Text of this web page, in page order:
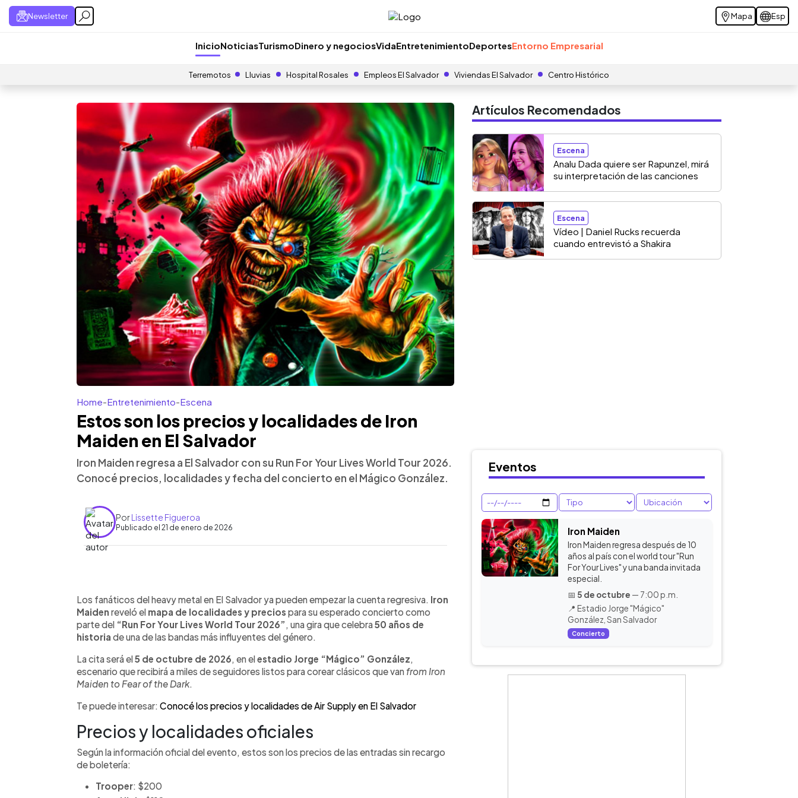
Newsletter Mapa Esp
InicioNoticiasTurismoDinero y negociosVidaEntretenimientoDeportesEntorno Empresarial
Terremotos Lluvias Hospital Rosales Empleos El Salvador Viviendas El Salvador Centro Histórico
Home-Entretenimiento-Escena
Estos son los precios y localidades de Iron
Maiden en El Salvador
Iron Maiden regresa a El Salvador con su Run For Your Lives World Tour 2026.
Conocé precios, localidades y fecha del concierto en el Mágico González.
PorLissette Figueroa
Publicado el 21 de enero de 2026
► Escuchar artículo
Los fanáticos del heavy metal en El Salvador ya pueden empezar la cuenta regresiva. Iron
Maiden reveló el mapa de localidades y precios para su esperado concierto como
parte del “Run For Your Lives World Tour 2026”, una gira que celebra50 años de
historia de una de las bandas más influyentes del género.
La cita será el5 de octubre de 2026, en elestadio Jorge “Mágico” González,
escenario que recibirá a miles de seguidores listos para corear clásicos que van from Iron
Maiden to Fear of the Dark.
Te puede interesar: Conocé los precios y localidades de Air Supply en El Salvador
Precios y localidades oficiales
Según la información oficial del evento, estos son los precios de las entradas sin recargo
de boletería:
Trooper: $200
Artículos Recomendados
Escena
Analu Dada quiere ser Rapunzel, mirá
su interpretación de las canciones
Escena
Vídeo | Daniel Rucks recuerda
cuando entrevistó a Shakira
Eventos
Iron Maiden
Iron Maiden regresa después de 10
años al país con el world tour "Run
For Your Lives" y una banda invitada
especial.
📅 5 de octubre — 7:00 p.m.
📍 Estadio Jorge "Mágico"
González, San Salvador
Concierto